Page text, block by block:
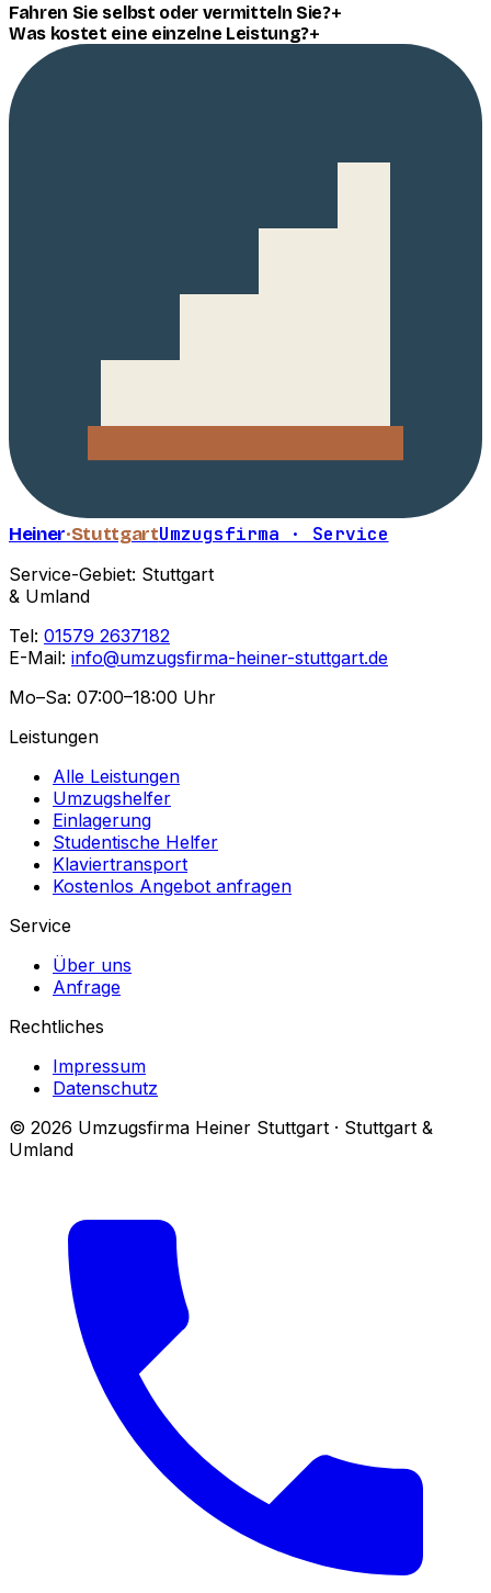
Fahren Sie selbst oder vermitteln Sie?+
Was kostet eine einzelne Leistung?+
Heiner·StuttgartUmzugsfirma · Service
Service-Gebiet: Stuttgart
& Umland
Tel: 01579 2637182
E-Mail: info@umzugsfirma-heiner-stuttgart.de
Mo–Sa: 07:00–18:00 Uhr
Leistungen
Alle Leistungen
Umzugshelfer
Einlagerung
Studentische Helfer
Klaviertransport
Kostenlos Angebot anfragen
Service
Über uns
Anfrage
Rechtliches
Impressum
Datenschutz
© 2026 Umzugsfirma Heiner Stuttgart · Stuttgart &
Umland